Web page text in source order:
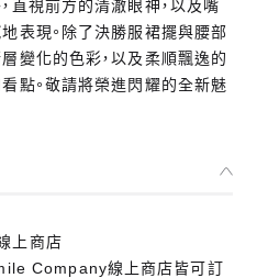
直視前方的清澈眼神，以及嘴
表現。除了決勝服裙擺與腰部
變化的色彩，以及柔順飄逸的
點。敬請將榮進閃耀的全新魅
上商店
Company線上商店皆可訂